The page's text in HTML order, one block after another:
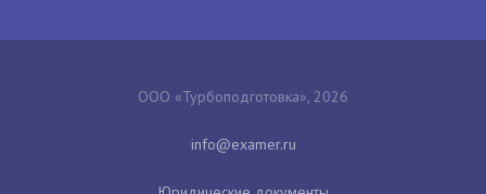
ООО «Турбоподготовка», 2026